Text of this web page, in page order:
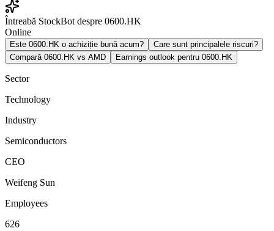
Întreabă StockBot despre 0600.HK
Online
Este 0600.HK o achiziție bună acum?
Care sunt principalele riscuri?
Compară 0600.HK vs AMD
Earnings outlook pentru 0600.HK
Sector
Technology
Industry
Semiconductors
CEO
Weifeng Sun
Employees
626